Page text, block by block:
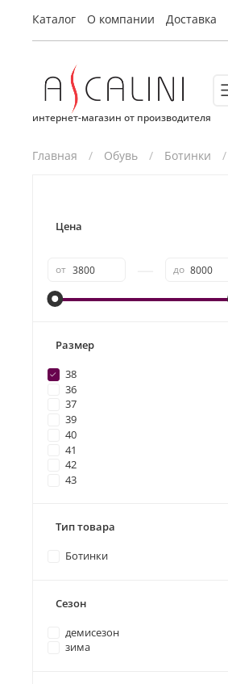
Каталог О компании Доставка
интернет-магазин от производителя
Главная Обувь Ботинки
Цена
от до
Размер
38
36
37
39
40
41
42
43
Тип товара
Ботинки
Сезон
демисезон
зима